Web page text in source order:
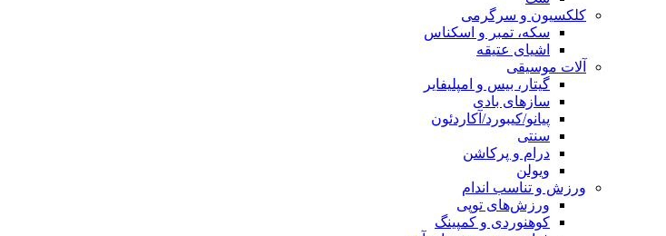
کلکسیون و سرگرمی
سکه، تمبر و اسکناس
اشیای عتیقه
آلات موسیقی
گیتار، بیس و امپلیفایر
سازهای بادی
پیانو/کیبورد/آکاردئون
سنتی
درام و پرکاشن
ویولن
ورزش و تناسب اندام
ورزش‌های توپی
کوهنوردی و کمپینگ